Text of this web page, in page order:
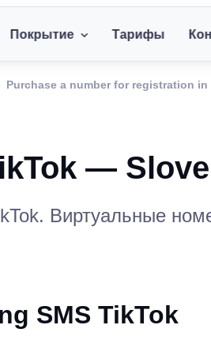
Покрытие Тарифы
Purchase a number for registration in
—
Виртуальные
SMS TikTok